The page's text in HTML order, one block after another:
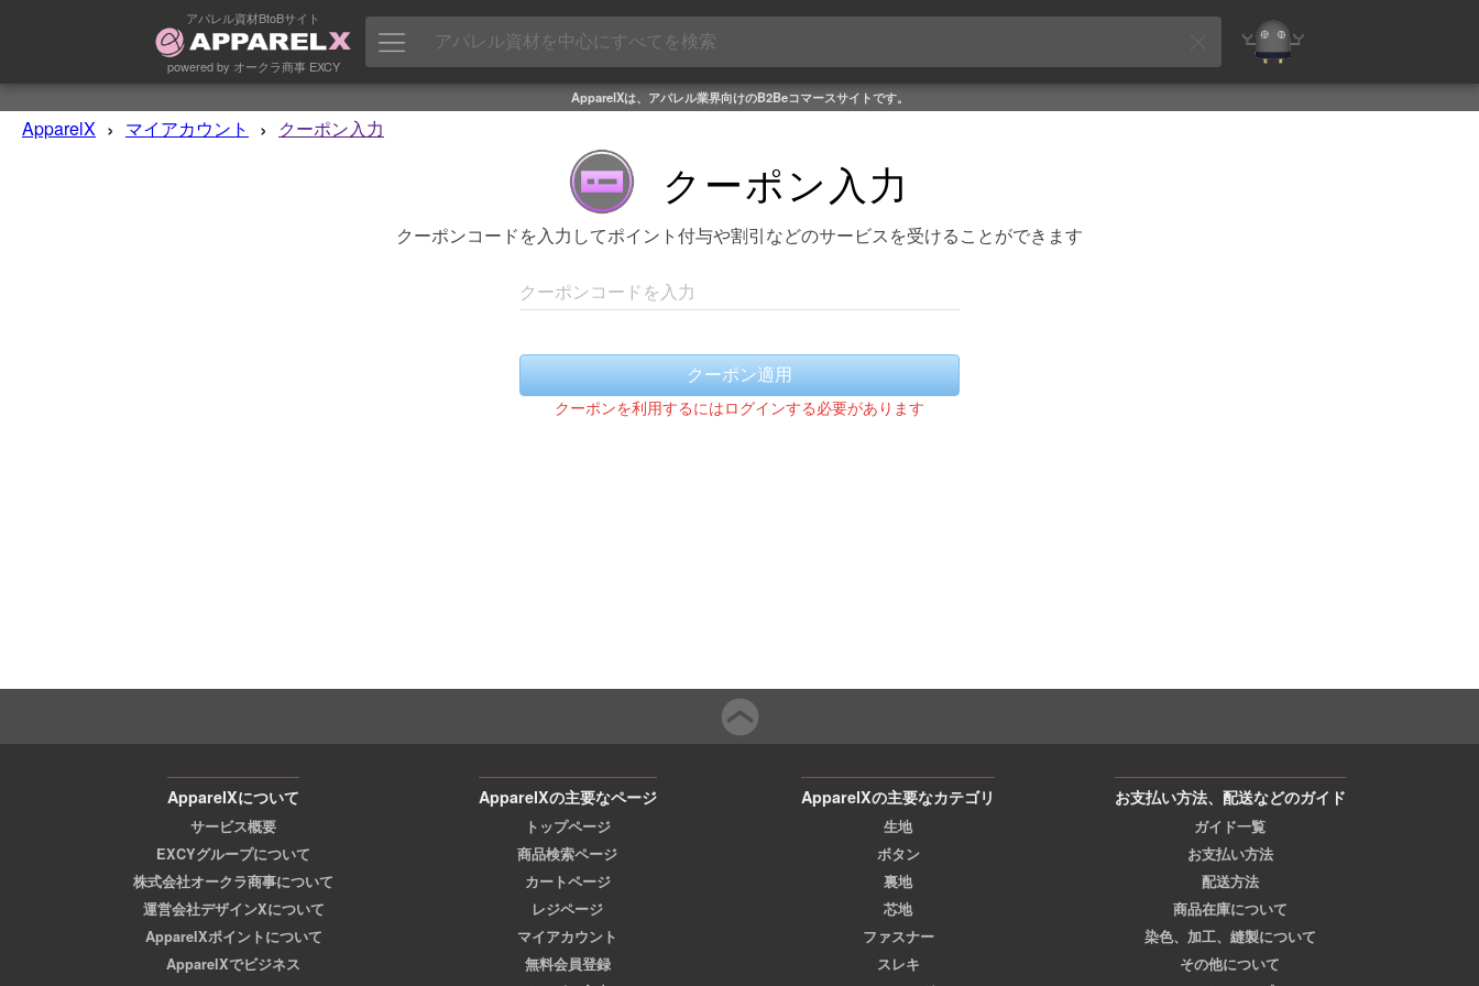
アパレル資材BtoBサイト
powered by オークラ商事 EXCY
ApparelXは、アパレル業界向けのB2Beコマースサイトです。
ApparelX › マイアカウント › クーポン入力
クーポン入力
クーポンコードを入力してポイント付与や割引などのサービスを受けることができます
クーポンコードを入力
クーポン適用
クーポンを利用するにはログインする必要があります
ApparelXについて
サービス概要
EXCYグループについて
株式会社オークラ商事について
運営会社デザインXについて
ApparelXポイントについて
ApparelXでビジネス
ApparelXの主要なページ
トップページ
商品検索ページ
カートページ
レジページ
マイアカウント
無料会員登録
ApparelXの主要なカテゴリ
生地
ボタン
裏地
芯地
ファスナー
スレキ
お支払い方法、配送などのガイド
ガイド一覧
お支払い方法
配送方法
商品在庫について
染色、加工、縫製について
その他について